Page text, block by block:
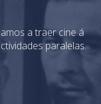
a traer cine á
paralelas.